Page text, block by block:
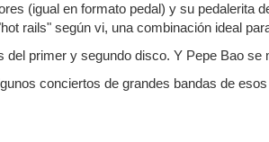
(igual en formato pedal) y su pedalerita
rails" según vi, una combinación ideal
primer y segundo disco. Y Pepe Bao se
conciertos de grandes bandas de